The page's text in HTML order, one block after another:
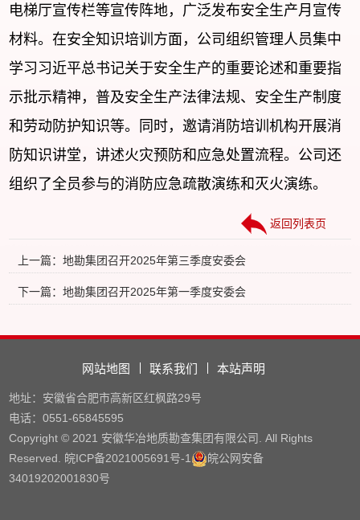
电梯厅宣传栏等宣传阵地，广泛发布安全生产月宣传
材料。在安全知识培训方面，公司组织管理人员集中
学习习近平总书记关于安全生产的重要论述和重要指
示批示精神，普及安全生产法律法规、安全生产制度
和劳动防护知识等。同时，邀请消防培训机构开展消
防知识讲堂，讲述火灾预防和应急处置流程。公司还
组织了全员参与的消防应急疏散演练和灭火演练。
上一篇：地勘集团召开2025年第三季度安委会
下一篇：地勘集团召开2025年第一季度安委会
返回列表页
网站地图 联系我们 本站声明
地址：安徽省合肥市高新区红枫路29号
电话：0551-65845595
Copyright © 2021 安徽华冶地质勘查集团有限公司. All Rights
Reserved. 皖ICP备2021005691号-1
皖公网安备
34019202001830号